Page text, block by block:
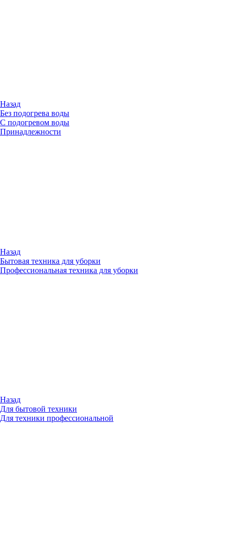
Назад
Без подогрева воды
С подогревом воды
Принадлежности
Назад
Бытовая техника для уборки
Профессиональная техника для уборки
Назад
Для бытовой техники
Для техники профессиональной